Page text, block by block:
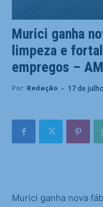
Murici ganha
limpeza e
empregos –
Por: Redação - 17 de
Murici ganha nova